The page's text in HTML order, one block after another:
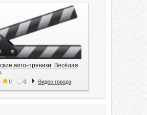
авто-пряники. Весёлая
0 0
Видео города